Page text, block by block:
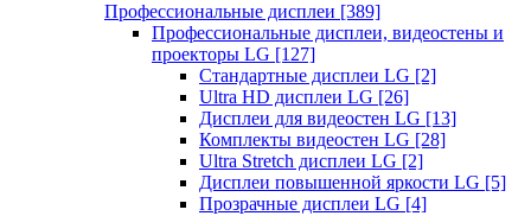
Профессиональные дисплеи [389]
Профессиональные дисплеи, видеостены и
проекторы LG [127]
Стандартные дисплеи LG [2]
Ultra HD дисплеи LG [26]
Дисплеи для видеостен LG [13]
Комплекты видеостен LG [28]
Ultra Stretch дисплеи LG [2]
Дисплеи повышенной яркости LG [5]
Прозрачные дисплеи LG [4]